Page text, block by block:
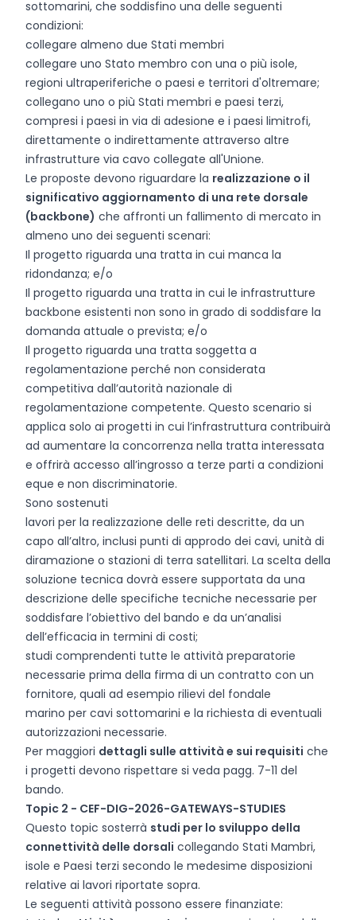
sottomarini, che soddisfino una delle seguenti
condizioni:
collegare almeno due Stati membri
collegare uno Stato membro con una o più isole,
regioni ultraperiferiche o paesi e territori d'oltremare;
collegano uno o più Stati membri e paesi terzi,
compresi i paesi in via di adesione e i paesi limitrofi,
direttamente o indirettamente attraverso altre
infrastrutture via cavo collegate all'Unione.
Le proposte devono riguardare la realizzazione o il
significativo aggiornamento di una rete dorsale
(backbone) che affronti un fallimento di mercato in
almeno uno dei seguenti scenari:
Il progetto riguarda una tratta in cui manca la
ridondanza; e/o
Il progetto riguarda una tratta in cui le infrastrutture
backbone esistenti non sono in grado di soddisfare la
domanda attuale o prevista; e/o
Il progetto riguarda una tratta soggetta a
regolamentazione perché non considerata
competitiva dall’autorità nazionale di
regolamentazione competente. Questo scenario si
applica solo ai progetti in cui l’infrastruttura contribuirà
ad aumentare la concorrenza nella tratta interessata
e offrirà accesso all’ingrosso a terze parti a condizioni
eque e non discriminatorie.
Sono sostenuti
lavori per la realizzazione delle reti descritte, da un
capo all’altro, inclusi punti di approdo dei cavi, unità di
diramazione o stazioni di terra satellitari. La scelta della
soluzione tecnica dovrà essere supportata da una
descrizione delle specifiche tecniche necessarie per
soddisfare l’obiettivo del bando e da un’analisi
dell’efficacia in termini di costi;
studi comprendenti tutte le attività preparatorie
necessarie prima della firma di un contratto con un
fornitore, quali ad esempio rilievi del fondale
marino per cavi sottomarini e la richiesta di eventuali
autorizzazioni necessarie.
Per maggiori dettagli sulle attività e sui requisiti che
i progetti devono rispettare si veda pagg. 7-11 del
bando.
Topic 2 - CEF-DIG-2026-GATEWAYS-STUDIES
Questo topic sosterrà studi per lo sviluppo della
connettività delle dorsali collegando Stati Mambri,
isole e Paesi terzi secondo le medesime disposizioni
relative ai lavori riportate sopra.
Le seguenti attività possono essere finanziate: